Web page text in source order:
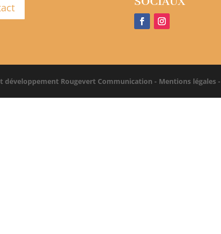
développement Rougevert Communication - Mentions légales -